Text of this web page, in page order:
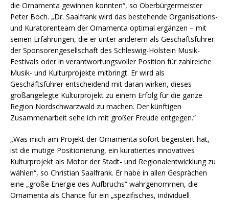
die Ornamenta gewinnen konnten“, so Oberbürgermeister
Peter Boch. „Dr. Saalfrank wird das bestehende Organisations-
und Kuratorenteam der Ornamenta optimal ergänzen – mit
seinen Erfahrungen, die er unter anderem als Geschäftsführer
der Sponsorengesellschaft des Schleswig-Holstein Musik-
Festivals oder in verantwortungsvoller Position für zahlreiche
Musik- und Kulturprojekte mitbringt. Er wird als
Geschäftsführer entscheidend mit daran wirken, dieses
großangelegte Kulturprojekt zu einem Erfolg für die ganze
Region Nordschwarzwald zu machen. Der künftigen
Zusammenarbeit sehe ich mit großer Freude entgegen.“
„Was mich am Projekt der Ornamenta sofort begeistert hat,
ist die mutige Positionierung, ein kuratiertes innovatives
Kulturprojekt als Motor der Stadt- und Regionalentwicklung zu
wählen“, so Christian Saalfrank. Er habe in allen Gesprächen
eine „große Energie des Aufbruchs“ wahrgenommen, die
Ornamenta als Chance für ein „spezifisches, individuell